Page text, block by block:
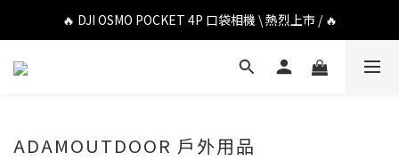
🔥 DJI OSMO POCKET 4P 口袋相機 \ 熱烈上市 / 🔥
🔥 DJI OSMO POCKET 4P 口袋相機 \ 熱烈上市 / 🔥
🔥 Insta360 Luna Ultra 雲台相機 \ 熱烈上市 / 🔥
🔥 DJI OSMO POCKET 4P 口袋相機 \ 熱烈上市 / 🔥
ADAMOUTDOOR 戶外用品